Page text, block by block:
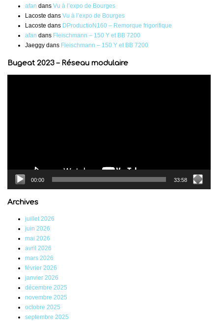
afan dans Vu à l’expo de Bourges
Lacoste dans Vu à l’expo de Bourges
Lacoste dans DProductioN160 – Remorque frigorifique
afan dans Fleischmann – 150 Y et BB 7200
Jaeggy dans Fleischmann – 150 Y et BB 7200
Bugeat 2023 – Réseau modulaire
00:00 33:58
Archives
juillet 2026
juin 2026
mai 2026
avril 2026
mars 2026
février 2026
janvier 2026
décembre 2025
novembre 2025
octobre 2025
septembre 2025